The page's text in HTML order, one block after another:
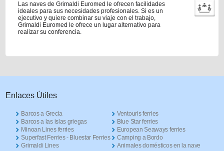
Las naves de Grimaldi Euromed le ofrecen facilidades
ideales para sus necesidades profesionales. Si es un
ejecutivo y quiere combinar su viaje con el trabajo,
Grimaldi Euromed le ofrece un lugar alternativo para
realizar su conferencia.
Enlaces Útiles
Barcos a Grecia
Barcos a las islas griegas
Minoan Lines ferries
Superfast Ferries - Bluestar Ferries
Grimaldi Lines
Ventouris ferries
Blue Star ferries
European Seaways ferries
Camping a Bordo
Animales domésticos en la nave